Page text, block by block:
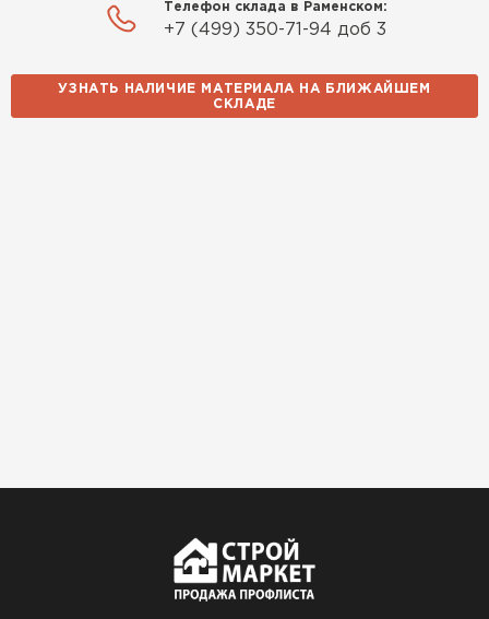
Телефон склада в Раменском:
+7 (499) 350-71-94 доб 3
УЗНАТЬ НАЛИЧИЕ МАТЕРИАЛА НА БЛИЖАЙШЕМ
СКЛАДЕ